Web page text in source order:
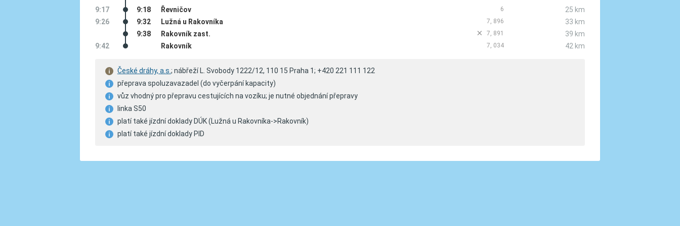
9:17
9:18 Řevničov 6
25 km
9:26
9:32 Lužná u Rakovníka 7, 896
33 km
9:38
Rakovník zast. D 7, 891
39 km
9:42
Rakovník 7, 034 42 km
České dráhy, a.s. ; nábřeží L. Svobody 1222/12, 110 15 Praha 1; +420 221 111 122
přeprava spoluzavazadel (do vyčerpání kapacity)
vůz vhodný pro přepravu cestujících na vozíku; je nutné objednání přepravy
linka S50
platí také jízdní doklady DÚK (Lužná u Rakovníka->Rakovník)
platí také jízdní doklady PID